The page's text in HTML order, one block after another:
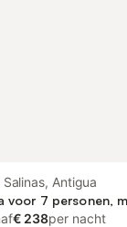
Salinas, Antigua
voor 7 personen,
€ 238per nacht